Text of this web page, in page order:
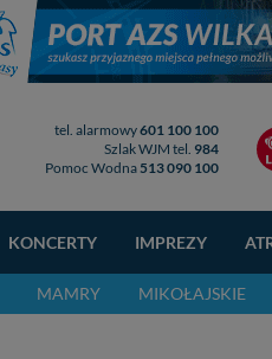
tel. alarmowy601 100 100
Szlak WJM tel. 984
Pomoc Wodna 513 090 100
KONCERTY IMPREZY
MAMRY MIKOŁAJSKIE